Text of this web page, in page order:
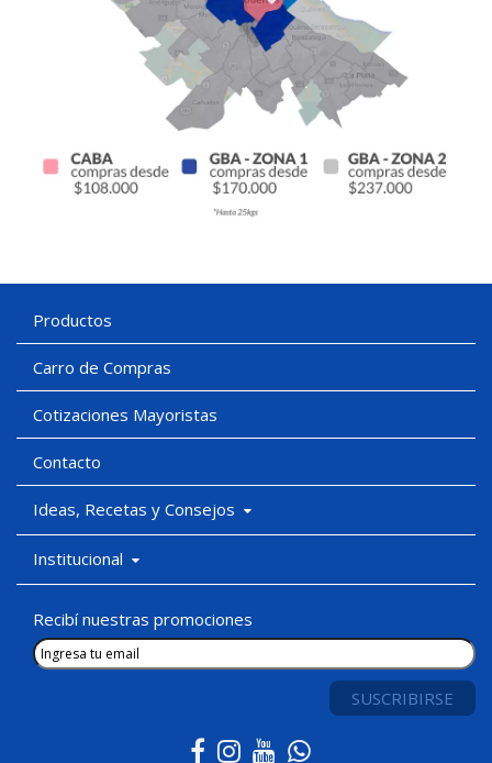
Productos
Carro de Compras
Cotizaciones Mayoristas
Contacto
Ideas, Recetas y Consejos
Institucional
Recibí nuestras promociones